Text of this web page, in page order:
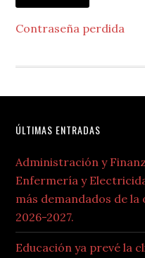
Contraseña perdida
Footer
ÚLTIMAS ENTRADAS
Administración y
Enfermería y
más demandados de
2026-2027.
Educación ya prevé la